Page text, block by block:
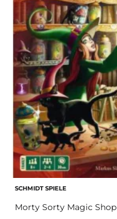
SCHMIDT SPIELE
Morty Sorty Magic Shop